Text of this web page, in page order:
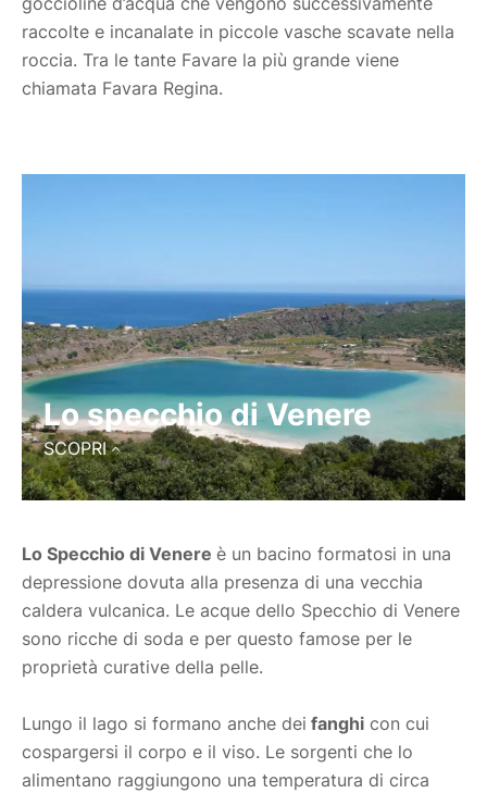
raccolte e incanalate in piccole vasche scavate nella
roccia. Tra le tante Favare la più grande viene
chiamata Favara Regina.
Lo specchio di Venere
SCOPRI
Lo Specchio di Venere è un bacino formatosi in una
depressione dovuta alla presenza di una vecchia
caldera vulcanica. Le acque dello Specchio di Venere
sono ricche di soda e per questo famose per le
proprietà curative della pelle.
Lungo il lago si formano anche dei fanghi con cui
cospargersi il corpo e il viso. Le sorgenti che lo
alimentano raggiungono una temperatura di circa